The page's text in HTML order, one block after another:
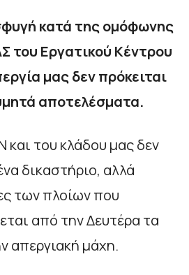
κατά της ομόφωνης
του Εργατικού Κέντρου
μας δεν πρόκειται
αποτελέσματα.
και του κλάδου μας δεν
δικαστήριο, αλλά
των πλοίων που
από την Δευτέρα τα
απεργιακή μάχη.